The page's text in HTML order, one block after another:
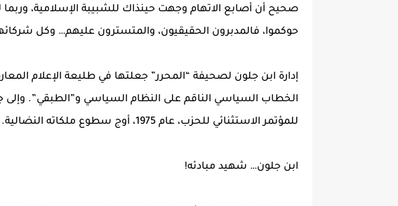
صحيح أن أصابع الاتهام وجهت حينذاك للشبيبة الإسلامية، وربما
حوكموا، فالمدبرون الحقيقيون، والمتسترون عليهم… وكل
إدارة ابن جلون لصحيفة “المحرر” جعلتها في طليعة الإعلام
الخطاب السياسي الناقم على النظام السياسي و”الطبقي”. وإلى
للمؤتمر الاستثنائي للحزب، عام 1975، أوج سطوع ملكاته النضالية.
ابن جلون… شهيد مبادئه!